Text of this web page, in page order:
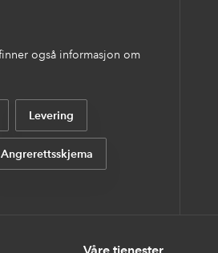
også informasjon om
Levering
Angrerettsskjema